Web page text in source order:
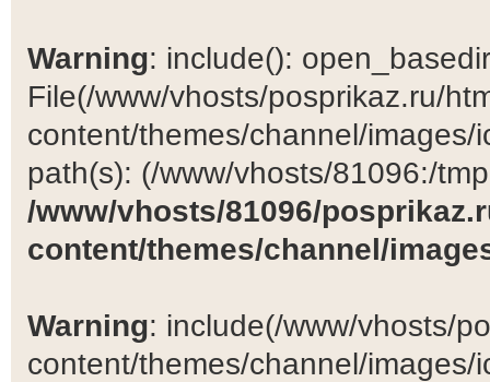
Warning: include():
File(/www/vhosts/posprikaz.ru/
content/themes/channel/
path(s): (/www/vhosts/81096:/
/www/vhosts/81096/
content/themes/channel/
Warning: include(/www/vhosts/
content/themes/channel/